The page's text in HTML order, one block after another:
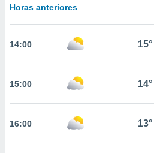
digital
permite
seguir
coste.
Horas anteriores
14:00 15°
15:00 14°
16:00 13°